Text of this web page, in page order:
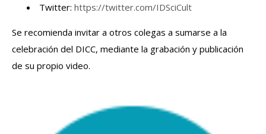
Twitter: https://twitter.com/IDSciCult
Se recomienda invitar a otros colegas a sumarse a la
celebración del DICC, mediante la grabación y publicación
de su propio video.